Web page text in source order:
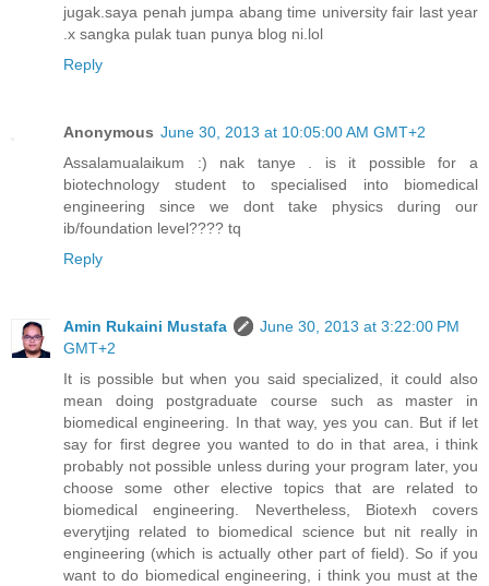
jugak.saya penah jumpa abang time university fair last year
.x sangka pulak tuan punya blog ni.lol
Reply
Anonymous June 30, 2013 at 10:05:00 AM GMT+2
Assalamualaikum :) nak tanye . is it possible for a
biotechnology student to specialised into biomedical
engineering since we dont take physics during our
ib/foundation level???? tq
Reply
Amin Rukaini Mustafa
June 30, 2013 at 3:22:00 PM
GMT+2
It is possible but when you said specialized, it could also
mean doing postgraduate course such as master in
biomedical engineering. In that way, yes you can. But if let
say for first degree you wanted to do in that area, i think
probably not possible unless during your program later, you
choose some other elective topics that are related to
biomedical engineering. Nevertheless, Biotexh covers
everytjing related to biomedical science but nit really in
engineering (which is actually other part of field). So if you
want to do biomedical engineering, i think you must at the